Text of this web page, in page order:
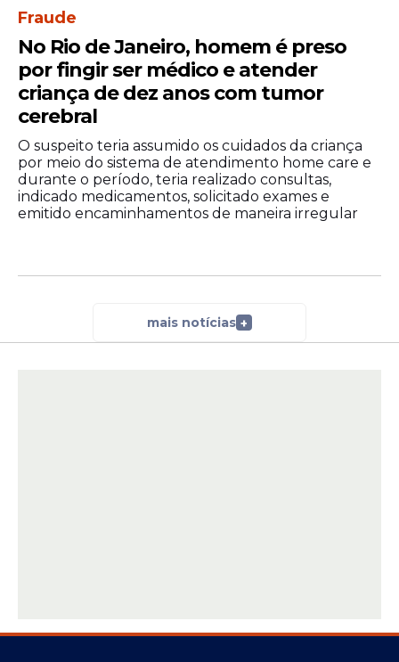
próximos ao fim do prazo.
Duração e validade da
novaCIN
Diferente do RG antigo, que não tinha
prazo fixo, aCINtem validade definida
conforme a faixa etária do titular:
Por que antecipar a
Fraude
No Rio de Janeiro, homem é preso
por fingir ser médico e atender
criança de dez anos com tumor
cerebral
O suspeito teria assumido os cuidados da criança
por meio do sistema de atendimento home care e
durante o período, teria realizado consultas,
indicado medicamentos, solicitado exames e
emitido encaminhamentos de maneira irregular
mais notícias +